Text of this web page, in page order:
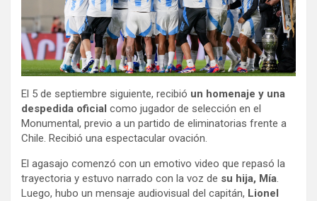
El 5 de septiembre siguiente, recibió un homenaje y una
despedida oficial como jugador de selección en el
Monumental, previo a un partido de eliminatorias frente a
Chile. Recibió una espectacular ovación.
El agasajo comenzó con un emotivo video que repasó la
trayectoria y estuvo narrado con la voz de su hija, Mía.
Luego, hubo un mensaje audiovisual del capitán, Lionel